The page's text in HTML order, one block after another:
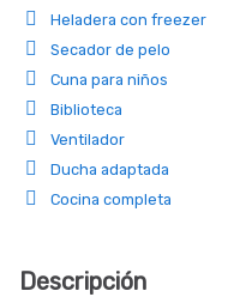
Heladera con freezer
Secador de pelo
Cuna para niños
Biblioteca
Ventilador
Ducha adaptada
Cocina completa
Descripción